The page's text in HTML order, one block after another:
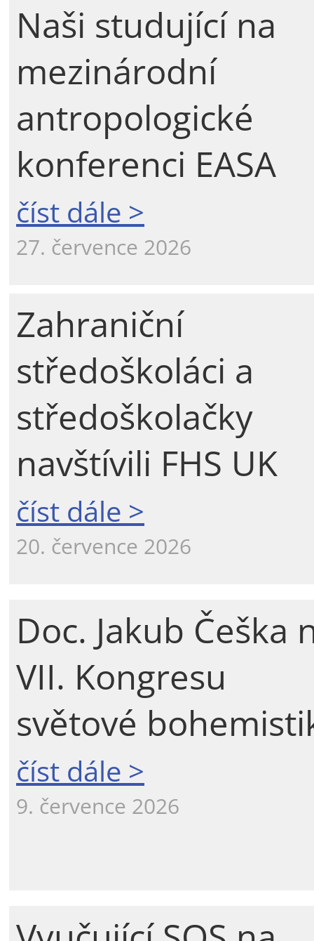
Naši studující na
mezinárodní
antropologické
konferenci EASA
číst dále >
27. července 2026
Zahraniční
středoškoláci a
středoškolačky
navštívili FHS UK
číst dále >
20. července 2026
Doc. Jakub Češka
VII. Kongresu
světové
číst dále >
9. července 2026